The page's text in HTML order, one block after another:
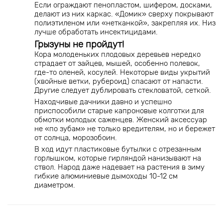
Если ограждают пенопластом, шифером, досками,
делают из них каркас. «Домик» сверху покрывают
полиэтиленом или «нетканкой», закрепляя их. Низ
лучше обработать инсектицидами.
Грызуны не пройдут!
Кора молоденьких плодовых деревьев нередко
страдает от зайцев, мышей, особенно полевок,
где-то оленей, косулей. Некоторые виды укрытий
(хвойные ветки, рубероид) спасают от напасти.
Другие следует дублировать стекловатой, сеткой.
Находчивые дачники давно и успешно
приспособили старые капроновые колготки для
обмотки молодых саженцев. Женский аксессуар
не «по зубам» не только вредителям, но и бережет
от солнца, морозобоин.
В ход идут пластиковые бутылки с отрезанным
горлышком, которые гирляндой нанизывают на
ствол. Народ даже надевает на растения в зиму
гибкие алюминиевые дымоходы 10-12 см
диаметром.